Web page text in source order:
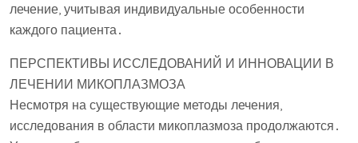
лечение, учитывая индивидуальные особенности
каждого пациента․
ПЕРСПЕКТИВЫ ИССЛЕДОВАНИЙ И ИННОВАЦИИ В
ЛЕЧЕНИИ МИКОПЛАЗМОЗА
Несмотря на существующие методы лечения,
исследования в области микоплазмоза продолжаются․